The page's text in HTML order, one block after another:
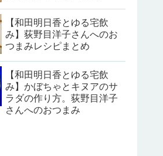
【和田明日香とゆる宅飲
み】荻野目洋子さんへのお
つまみレシピまとめ
【和田明日香とゆる宅飲
み】かぼちゃとキヌアのサ
ラダの作り方。荻野目洋子
さんへのおつまみ